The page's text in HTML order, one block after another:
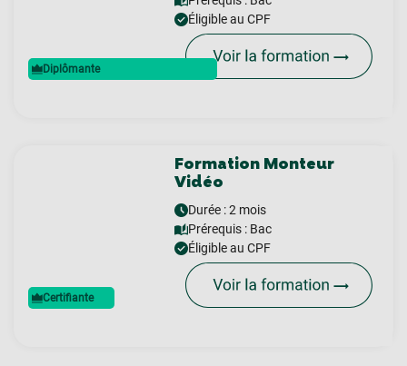
Diplômante
Éligible au CPF
Certifiante
Formation Monteur
Vidéo
Durée : 2 mois
Prérequis : Bac
Éligible au CPF